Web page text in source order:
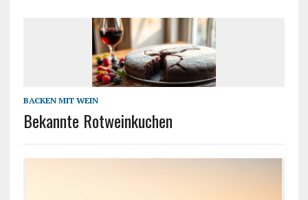
BACKEN MIT WEIN
Bekannte Rotweinkuchen